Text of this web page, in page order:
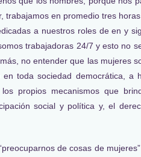
trabajamos en promedio tres
a nuestros roles de en y
trabajadoras 24/7 y esto no
no entender que las mujeres
toda sociedad democrática, a
propios mecanismos que
social y política y, el
de cosas de